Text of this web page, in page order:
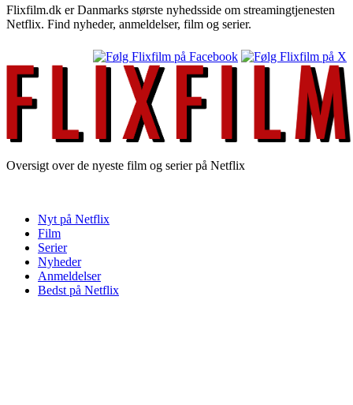
Flixfilm.dk er Danmarks største nyhedsside om streamingtjenesten
Netflix. Find nyheder, anmeldelser, film og serier.
Oversigt over de nyeste film og serier på Netflix
Nyt på Netflix
Film
Serier
Nyheder
Anmeldelser
Bedst på Netflix